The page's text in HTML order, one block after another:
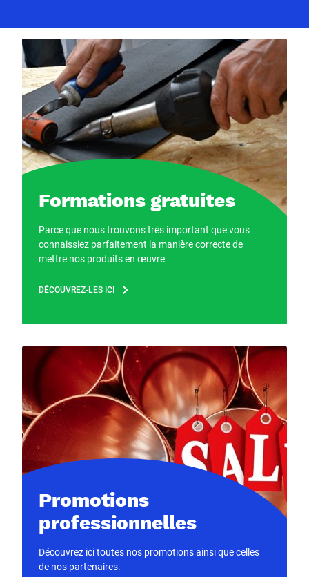
Formations gratuites
Parce que nous trouvons très important que vous
connaissiez parfaitement la manière correcte de
mettre nos produits en œuvre
DÉCOUVREZ-LES ICI
Promotions
professionnelles
Découvrez ici toutes nos promotions ainsi que celles
de nos partenaires.